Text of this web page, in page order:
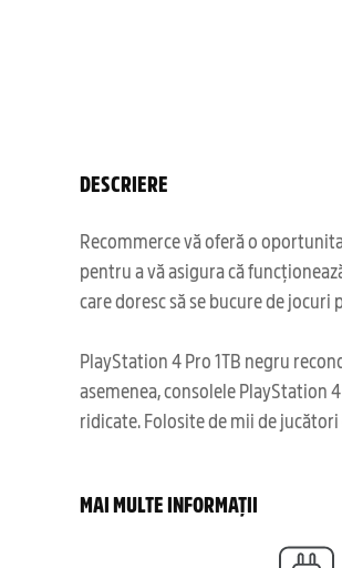
DESCRIERE
Recommerce vă oferă o
pentru a vă asigura că
care doresc să se bucure de
PlayStation 4 Pro 1TB negru
asemenea, consolele PlayStation
ridicate. Folosite de mii de
MAI MULTE INFORMAȚII